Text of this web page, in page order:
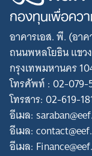
กองทุนเพื่อคว
อาคารเอส. พี. (อาค
ถนนพหลโยธิน แขว
กรุงเทพมหานคร
โทรศัพท์ : 02-079-
โทรสาร: 02-619-
อีเมล:
อีเมล:
อีเมล: